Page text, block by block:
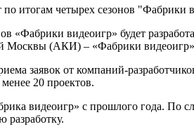
«Фабрики видеоигр» будет
Москвы (АКИ) – «Фабрики
заявок от компаний-
20 проектов.
видеоигр» с прошлого года. По
разработку.